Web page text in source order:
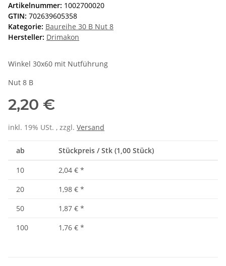
Artikelnummer: 1002700020
GTIN: 702639605358
Kategorie: Baureihe 30 B Nut 8
Hersteller: Drimakon
Winkel 30x60 mit Nutführung
Nut 8 B
2,20 €
inkl. 19% USt. , zzgl. Versand
ab Stückpreis / Stk (1,00 Stück)
10 2,04 € *
20
1,98 € *
50
1,87 € *
100
1,76 € *